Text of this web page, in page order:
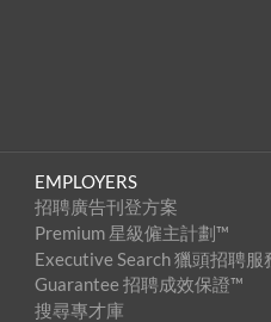
EMPLOYERS
招聘廣告刊登方案
Premium 星級僱主計劃™
Executive Search 獵頭招聘服
Guarantee 招聘成效保證™
搜尋專才庫